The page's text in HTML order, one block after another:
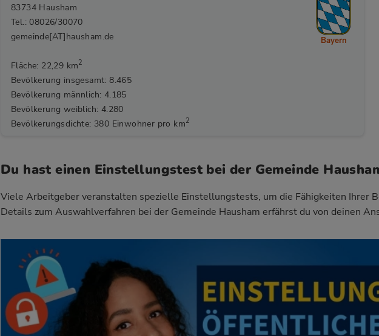
83734 Hausham
Tel.: 08026/30070
gemeinde[AT]hausham.de
Fläche: 22,29 km2
Bevölkerung insgesamt: 8.465
Bevölkerung männlich: 4.185
Bevölkerung weiblich: 4.280
Bevölkerungsdichte: 380 Einwohner pro km2
Bayern
Du hast einen Einstellungstest bei der Gemeinde
Viele Arbeitgeber veranstalten spezielle Einstellungstests, um die Fähigkeiten Ihrer
Details zum Auswahlverfahren bei der Gemeinde Hausham erfährst du von deinen